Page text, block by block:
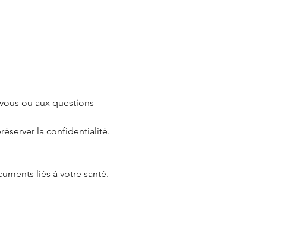
ou aux questions
la confidentialité.
liés à votre santé.